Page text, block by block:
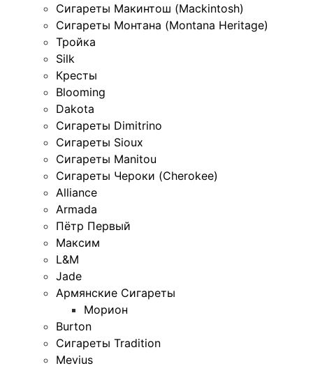
Сигареты Макинтош (Mackintosh)
Сигареты Монтана (Montana Heritage)
Тройка
Silk
Кресты
Blooming
Dakota
Сигареты Dimitrino
Сигареты Sioux
Сигареты Manitou
Сигареты Чероки (Cherokee)
Alliance
Armada
Пётр Первый
Максим
L&M
Jade
Армянские Сигареты
Морион
Burton
Сигареты Tradition
Mevius